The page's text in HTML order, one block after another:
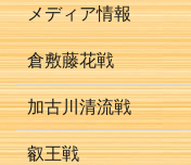
メディア情報
倉敷藤花戦
加古川清流戦
叡王戦